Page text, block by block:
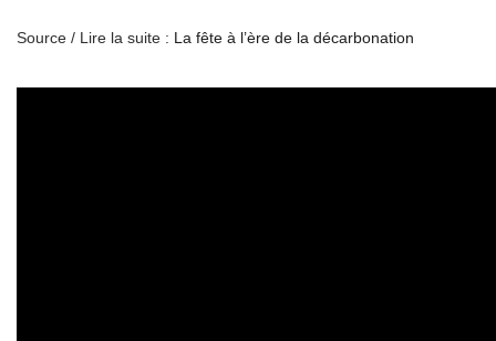
Source / Lire la suite : La fête à l’ère de la décarbonation